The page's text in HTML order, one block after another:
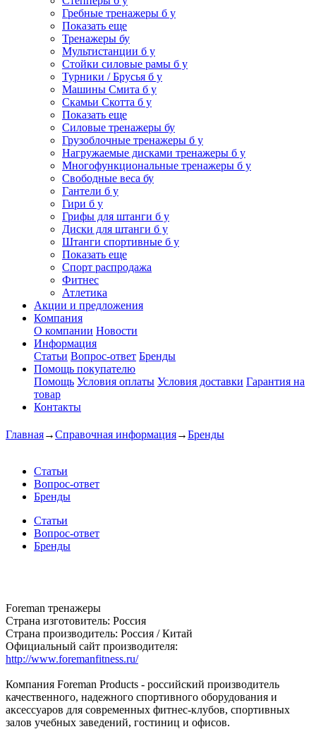
Гребные тренажеры б у
Показать еще
Тренажеры бу
Мультистанции б у
Стойки силовые рамы б у
Турники / Брусья б у
Машины Смита б у
Скамьи Скотта б у
Показать еще
Силовые тренажеры бу
Грузоблочные тренажеры б у
Нагружаемые дисками тренажеры б у
Многофункциональные тренажеры б у
Свободные веса бу
Гантели б у
Гири б у
Грифы для штанги б у
Диски для штанги б у
Штанги спортивные б у
Показать еще
Спорт распродажа
Фитнес
Атлетика
Акции и предложения
Компания
О компании Новости
Информация
Статьи Вопрос-ответ Бренды
Помощь покупателю
Помощь Условия оплаты Условия доставки Гарантия на
товар
Контакты
Главная→Справочная информация→Бренды
Статьи
Вопрос-ответ
Бренды
Статьи
Вопрос-ответ
Бренды
Foreman тренажеры
Страна изготовитель: Россия
Страна производитель: Россия / Китай
Официальный сайт производителя:
http://www.foremanfitness.ru/
Компания Foreman Products - российский производитель
качественного, надежного спортивного оборудования и
аксессуаров для современных фитнес-клубов, спортивных
залов учебных заведений, гостиниц и офисов.